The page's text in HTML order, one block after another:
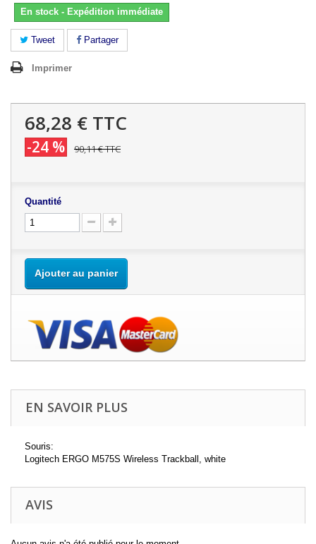
En stock - Expédition immédiate
Tweet Partager
Imprimer
68,28 € TTC
-24 % 90,11 €TTC
Quantité
Ajouter au panier
EN SAVOIR PLUS
Souris:
Logitech ERGO M575S Wireless Trackball, white
AVIS